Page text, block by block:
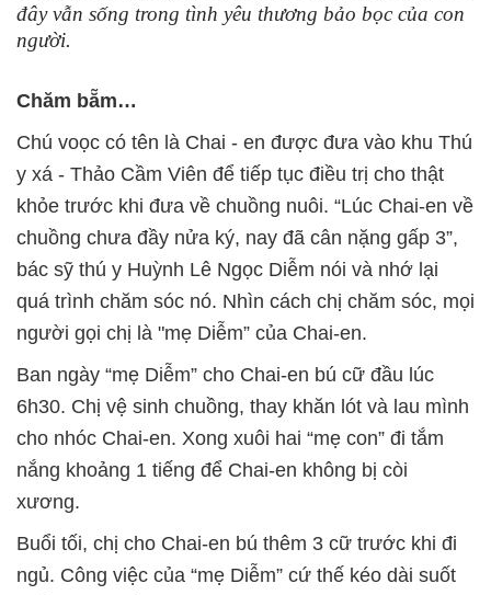
đây vẫn sống trong tình yêu thương bảo bọc của con
người.
Chăm bẵm…
Chú voọc có tên là Chai - en được đưa vào khu Thú
y xá - Thảo Cầm Viên để tiếp tục điều trị cho thật
khỏe trước khi đưa về chuồng nuôi. “Lúc Chai-en về
chuồng chưa đầy nửa ký, nay đã cân nặng gấp 3”,
bác sỹ thú y Huỳnh Lê Ngọc Diễm nói và nhớ lại
quá trình chăm sóc nó. Nhìn cách chị chăm sóc, mọi
người gọi chị là "mẹ Diễm” của Chai-en.
Ban ngày “mẹ Diễm” cho Chai-en bú cữ đầu lúc
6h30. Chị vệ sinh chuồng, thay khăn lót và lau mình
cho nhóc Chai-en. Xong xuôi hai “mẹ con” đi tắm
nắng khoảng 1 tiếng để Chai-en không bị còi
xương.
Buổi tối, chị cho Chai-en bú thêm 3 cữ trước khi đi
ngủ. Công việc của “mẹ Diễm” cứ thế kéo dài suốt